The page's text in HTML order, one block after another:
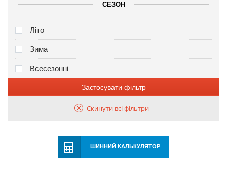
СЕЗОН
Літо
Зима
Всесезонні
Застосувати фільтр
Скинути всі фільтри
ШИННИЙ КАЛЬКУЛЯТОР